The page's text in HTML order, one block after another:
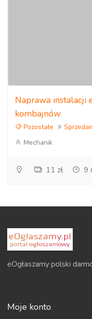
Naprawa instalacji
kombajnów
Pozostałe
Mechanik
11 zł 9
eOgłaszamy polski
Moje konto